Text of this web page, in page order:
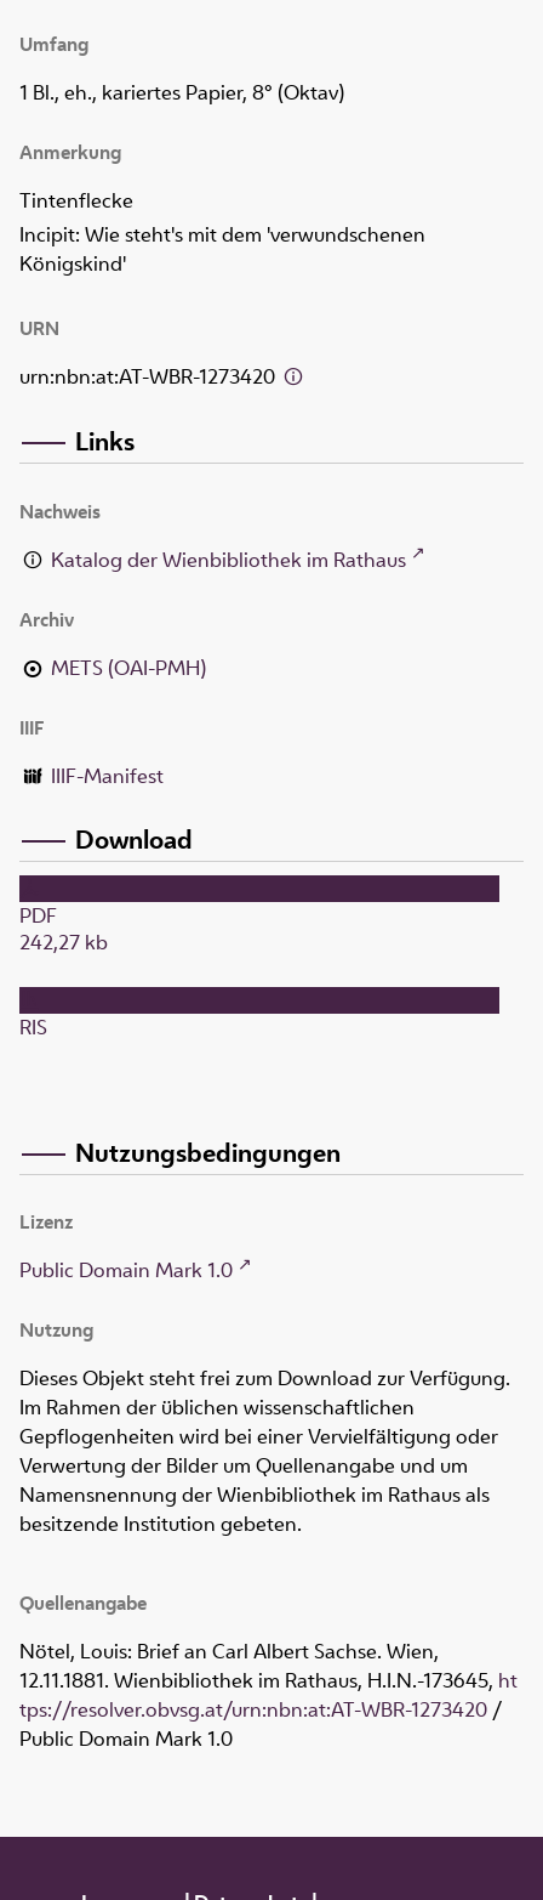
Umfang
1 Bl., eh., kariertes Papier, 8° (Oktav)
Anmerkung
Tintenflecke
Incipit: Wie steht's mit dem 'verwundschenen
Königskind'
URN
urn:nbn:at:AT-WBR-1273420
Links
Nachweis
Katalog der Wienbibliothek im Rathaus
Archiv
METS (OAI-PMH)
IIIF
IIIF-Manifest
Download
PDF
242,27 kb
RIS
Nutzungsbedingungen
Lizenz
Public Domain Mark 1.0
Nutzung
Dieses Objekt steht frei zum Download zur Verfügung.
Im Rahmen der üblichen wissenschaftlichen
Gepflogenheiten wird bei einer Vervielfältigung oder
Verwertung der Bilder um Quellenangabe und um
Namensnennung der Wienbibliothek im Rathaus als
besitzende Institution gebeten.
Quellenangabe
Nötel, Louis: Brief an Carl Albert Sachse. Wien,
12.11.1881. Wienbibliothek im Rathaus, H.I.N.-173645, ht
tps://resolver.obvsg.at/urn:nbn:at:AT-WBR-1273420 /
Public Domain Mark 1.0